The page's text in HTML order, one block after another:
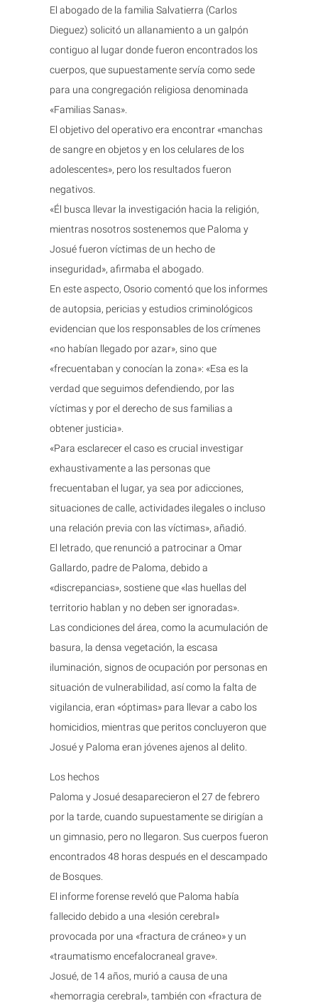
El abogado de la familia Salvatierra (Carlos
Dieguez) solicitó un allanamiento a un galpón
contiguo al lugar donde fueron encontrados los
cuerpos, que supuestamente servía como sede
para una congregación religiosa denominada
«Familias Sanas».
El objetivo del operativo era encontrar «manchas
de sangre en objetos y en los celulares de los
adolescentes», pero los resultados fueron
negativos.
«Él busca llevar la investigación hacia la religión,
mientras nosotros sostenemos que Paloma y
Josué fueron víctimas de un hecho de
inseguridad», afirmaba el abogado.
En este aspecto, Osorio comentó que los informes
de autopsia, pericias y estudios criminológicos
evidencian que los responsables de los crímenes
«no habían llegado por azar», sino que
«frecuentaban y conocían la zona»: «Esa es la
verdad que seguimos defendiendo, por las
víctimas y por el derecho de sus familias a
obtener justicia».
«Para esclarecer el caso es crucial investigar
exhaustivamente a las personas que
frecuentaban el lugar, ya sea por adicciones,
situaciones de calle, actividades ilegales o incluso
una relación previa con las víctimas», añadió.
El letrado, que renunció a patrocinar a Omar
Gallardo, padre de Paloma, debido a
«discrepancias», sostiene que «las huellas del
territorio hablan y no deben ser ignoradas».
Las condiciones del área, como la acumulación de
basura, la densa vegetación, la escasa
iluminación, signos de ocupación por personas en
situación de vulnerabilidad, así como la falta de
vigilancia, eran «óptimas» para llevar a cabo los
homicidios, mientras que peritos concluyeron que
Josué y Paloma eran jóvenes ajenos al delito.
Los hechos
Paloma y Josué desaparecieron el 27 de febrero
por la tarde, cuando supuestamente se dirigían a
un gimnasio, pero no llegaron. Sus cuerpos fueron
encontrados 48 horas después en el descampado
de Bosques.
El informe forense reveló que Paloma había
fallecido debido a una «lesión cerebral»
provocada por una «fractura de cráneo» y un
«traumatismo encefalocraneal grave».
Josué, de 14 años, murió a causa de una
«hemorragia cerebral», también con «fractura de